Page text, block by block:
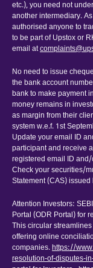
etc.), you need not
another intermediary.
authorised anyone to
to be part of Upstox or
email at
No need to issue
the bank account
bank to make payment
money remains in
as margin from their
system w.e.f. 1st
Update your email ID
participant and receive
registered email ID
Check your securities/
Statement (CAS)
Attention Investors:
Portal (ODR Portal) for
This circular
offering online
companies.https://
resolution-of-disputes-